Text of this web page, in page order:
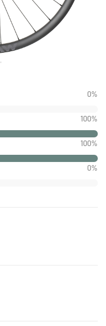
0%
100%
100%
0%